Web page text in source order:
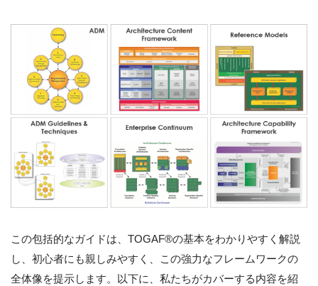
この包括的なガイドは、TOGAF®の基本をわかりやすく解説
し、初心者にも親しみやすく、この強力なフレームワークの
全体像を提示します。以下に、私たちがカバーする内容を紹